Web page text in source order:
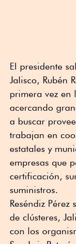
El presidente
Jalisco, Rubén
primera vez en
acercando
a buscar
trabajan en
estatales y
empresas que
certificación,
suministros.
Reséndiz
de clústeres,
con los